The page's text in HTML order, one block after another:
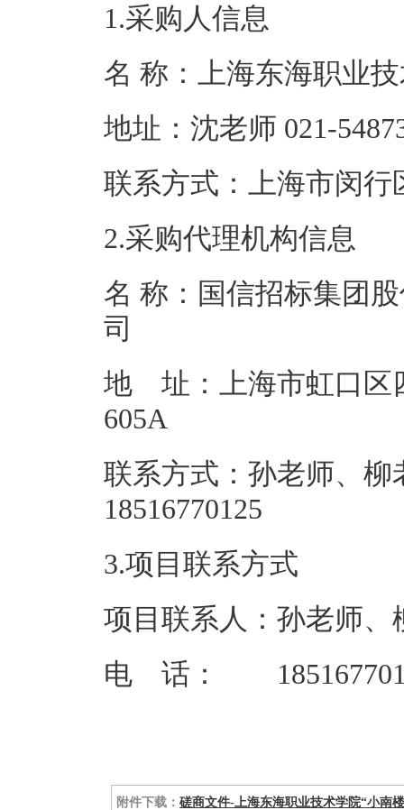
1.采购人信息
名 称：上海东
地址：沈老师
联系方式：上海
2.采购代理机构信息
名 称：国信招标集团
地 址：上海市虹口区
联系方式：孙老师、柳
3.项目联系方式
项目联系人：孙老师、
电 话：
附件下载： 磋商文件-上海东海职业技术学院“小南